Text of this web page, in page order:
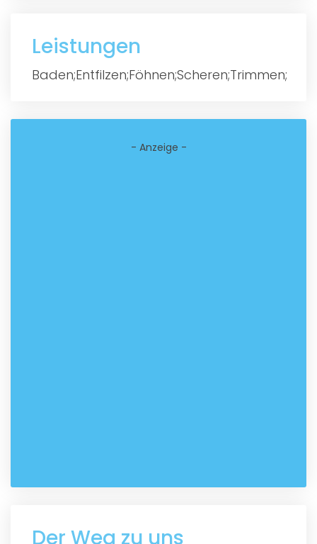
Leistungen
Baden;Entfilzen;Föhnen;Scheren;Trimmen;
- Anzeige -
Der Weg zu uns